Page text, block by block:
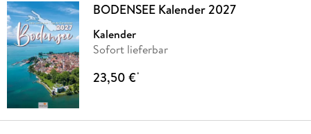
BODENSEE Kalender 2027
Kalender
Sofort lieferbar
23,50 €*